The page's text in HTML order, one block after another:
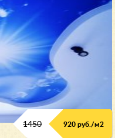
1450 920 руб./м2